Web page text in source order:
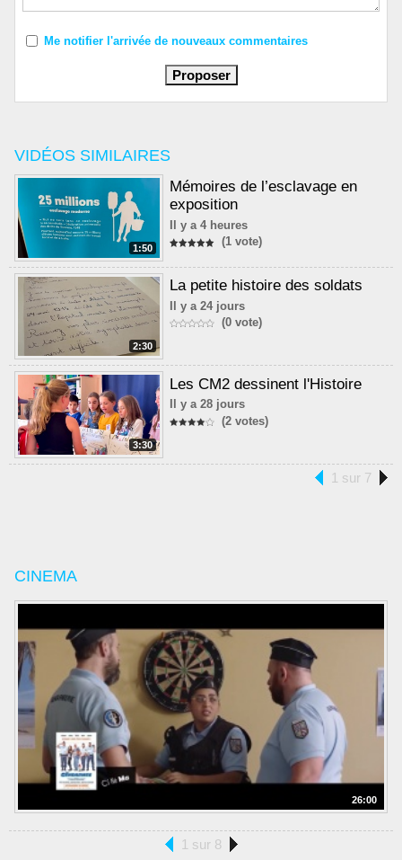
VIDÉOS SIMILAIRES
1:50
Mémoires de l’esclavage en
exposition
Il y a 4 heures
(1 vote)
2:30
La petite histoire des soldats
Il y a 24 jours
(0 vote)
3:30
Les CM2 dessinent l'Histoire
Il y a 28 jours
(2 votes)
1 sur 7
CINEMA
26:00
1 sur 8
Me notifier l'arrivée de nouveaux commentaires